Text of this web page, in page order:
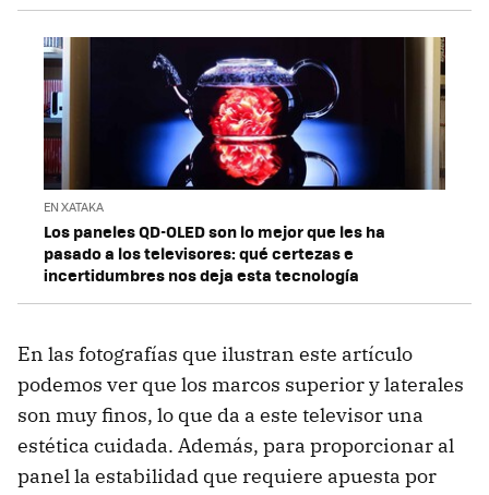
EN XATAKA
Los paneles QD-OLED son lo mejor que les ha
pasado a los televisores: qué certezas e
incertidumbres nos deja esta tecnología
En las fotografías que ilustran este artículo
podemos ver que los marcos superior y laterales
son muy finos, lo que da a este televisor una
estética cuidada. Además, para proporcionar al
panel la estabilidad que requiere apuesta por